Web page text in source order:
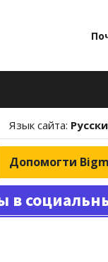
Язык сайта:
Допомогти
в